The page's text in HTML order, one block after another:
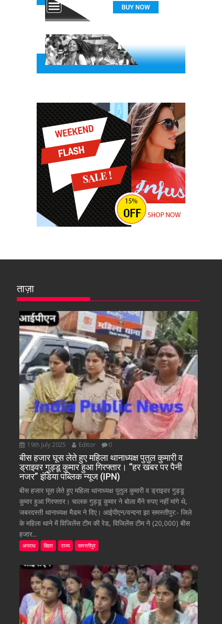
ताज़ा
19th July 2025 Editor 0
बीस हजार घूस लेते हुए महिला थानाध्यक्ष पुतुल कुमारी व
ड्राइवर गुड्डू कुमार हुआ गिरफ्तार। “हर खबर पर पैनी
नजर” इंडिया पब्लिक न्यूज (IPN)
बीस हजार घूस लेते हुए महिला थानाध्यक्ष पुतुल कुमारी व ड्राइवर गुड्डू
कुमार हुआ गिरफ्तार। चालक गुड्डू कुमार ने बोला मैंने रुपए नहीं मांगे थे,
जबरदस्ती थानाध्यक्ष मैडम ने दिए। आईपीएन/वन्दना झा समस्तीपुर:- जिले
के महिला थाने में विजिलेंस टीम की रेड, विजिलेंस टीम ने (20,000) बीस
हजार...
अपराध बिहार राज्य समस्तीपुर